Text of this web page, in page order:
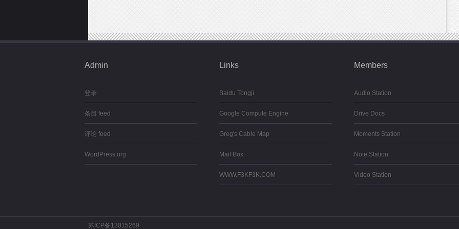
Admin
登录
条目 feed
评论 feed
WordPress.org
Links
Baidu Tongji
Google Compute Engine
Greg's Cable Map
Mail Box
WWW.F3KF3K.COM
Members
Audio Station
Drive Docs
Moments Station
Note Station
Video Station
苏ICP备13015269